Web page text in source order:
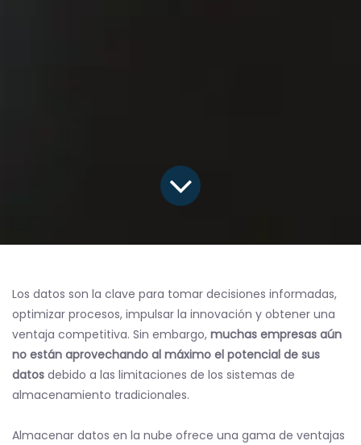
Los datos son la clave para tomar decisiones informadas,
optimizar procesos, impulsar la innovación y obtener una
ventaja competitiva. Sin embargo, muchas empresas aún
no están aprovechando al máximo el potencial de sus
datos debido a las limitaciones de los sistemas de
almacenamiento tradicionales.
Almacenar datos en la nube ofrece una gama de ventajas